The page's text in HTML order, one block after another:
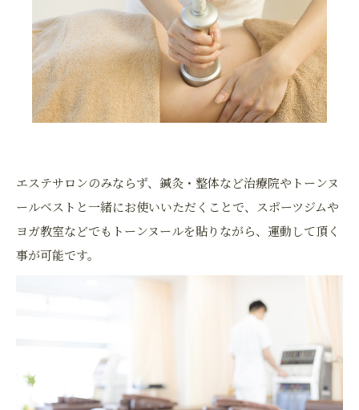
エステサロンのみならず、鍼灸・整体など治療院やトーンヌ
ールベストと一緒にお使いいただくことで、スポーツジムや
ヨガ教室などでもトーンヌールを貼りながら、運動して頂く
事が可能です。